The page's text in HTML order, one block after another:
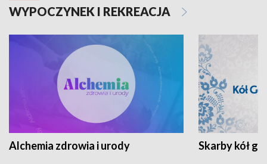
WYPOCZYNEK I REKREACJA
Alchemia zdrowia i urody Skarby kół